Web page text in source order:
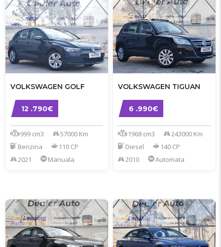
12 .790€
VOLKSWAGEN GOLF
999 cm3
57000 Km
Benzina
110 CP
2021
Manuala
6 .990€
VOLKSWAGEN TIGUAN
1968 cm3
243000 Km
Diesel
140 CP
2010
Automata